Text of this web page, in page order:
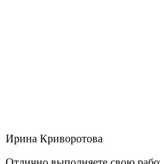
Ирина Криворотова